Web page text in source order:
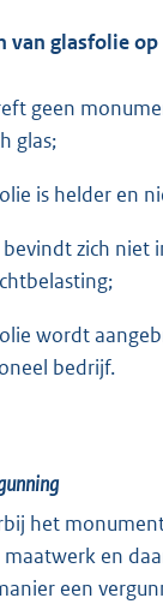
van glasfolie
geen
glas;
is helder en
bevindt zich niet
wordt
bedrijf.
het
en
een